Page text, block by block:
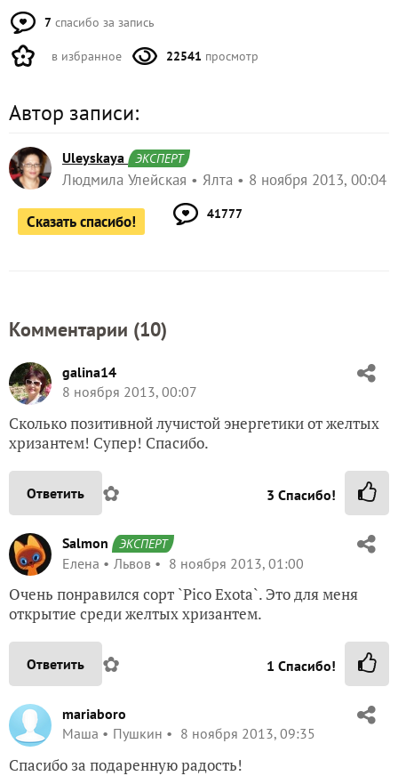
7 спасибо за запись
в избранное 22541 просмотр
Автор записи:
Uleyskaya ЭКСПЕРТ
Людмила Улейская Ялта 8 ноября 2013, 00:04
Сказать спасибо! 41777
Комментарии (10)
galina14
8 ноября 2013, 00:07
Сколько позитивной лучистой энергетики от желтых
хризантем! Супер! Спасибо.
Ответить ✿ 3 Спасибо!
Salmon ЭКСПЕРТ
Елена Львов 8 ноября 2013, 01:00
Очень понравился сорт `Pico Exota`. Это для меня
открытие среди желтых хризантем.
Ответить ✿ 1 Спасибо!
mariaboro
Маша
Пушкин 8 ноября 2013, 09:35
Спасибо за подаренную радость!